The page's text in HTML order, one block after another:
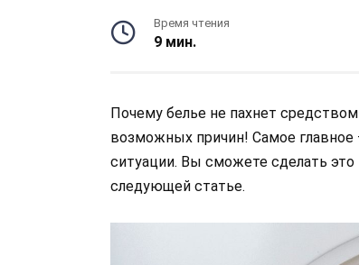
Время чтения
9 мин.
Почему белье не пахнет
возможных причин! Самое
ситуации. Вы сможете сделать
следующей статье.